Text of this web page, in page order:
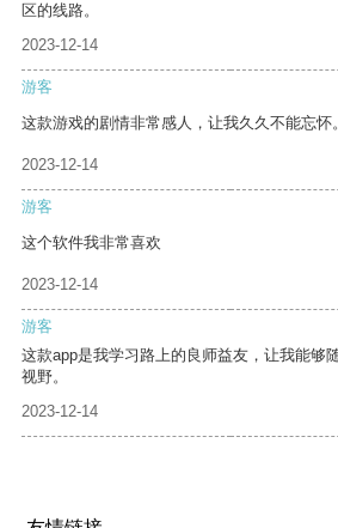
区的线路。
2023-12-14
游客
这款游戏的剧情非常感人，让我久久不能忘怀。
2023-12-14
游客
这个软件我非常喜欢
2023-12-14
游客
这款app是我学习路上的良师益友，让我能够
视野。
2023-12-14